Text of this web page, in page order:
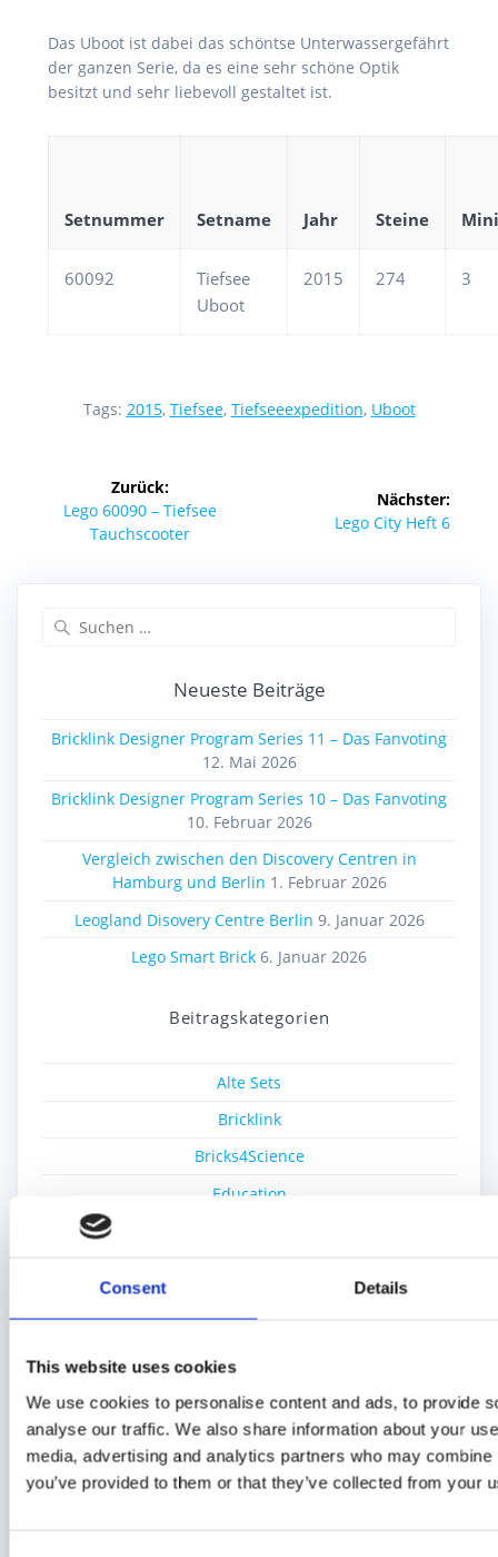
Consent Details
This website uses cookies
We use cookies to personalise content and ads, to provide
analyse our traffic. We also share information about your
media, advertising and analytics partners who may
you’ve provided to them or that they’ve collected from your
Das Uboot ist dabei das schöntse Unterwassergefährt
der ganzen Serie, da es eine sehr schöne Optik
besitzt und sehr liebevoll gestaltet ist.
Setnummer Setname Jahr Steine
60092
Tiefsee
Uboot
2015 274 3
Tags: 2015, Tiefsee, Tiefseeexpedition, Uboot
Beitragsnavigation
Zurück:
Vorheriger
Beitrag:
Lego 60090 – Tiefsee
Tauchscooter
Nächster:
Nächster
Lego City Heft 6
Neueste Beiträge
Bricklink Designer Program Series 11 – Das Fanvoting
12. Mai 2026
Bricklink Designer Program Series 10 – Das Fanvoting
10. Februar 2026
Vergleich zwischen den Discovery Centren in
Hamburg und Berlin 1. Februar 2026
Leogland Disovery Centre Berlin 9. Januar 2026
Lego Smart Brick 6. Januar 2026
Beitragskategorien
Alte Sets
Bricklink
Bricks4Science
Education
Kiddicraft
Lego Ideas Pick
MOC
Nerd-Wissen